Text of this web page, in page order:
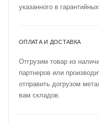
указанного в
ОПЛАТА И ДОСТАВКА
Отгрузим товар из
партнеров или
отправить догрузом
вам складов.